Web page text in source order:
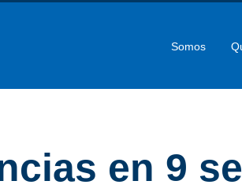
Somos
en 9